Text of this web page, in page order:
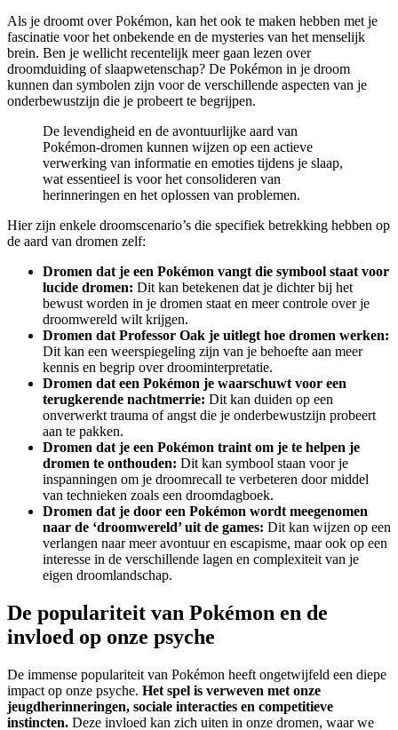
Als je droomt over Pokémon, kan het ook te maken hebben met je
fascinatie voor het onbekende en de mysteries van het menselijk
brein. Ben je wellicht recentelijk meer gaan lezen over
droomduiding of slaapwetenschap? De Pokémon in je droom
kunnen dan symbolen zijn voor de verschillende aspecten van je
onderbewustzijn die je probeert te begrijpen.
De levendigheid en de avontuurlijke aard van
Pokémon-dromen kunnen wijzen op een actieve
verwerking van informatie en emoties tijdens je slaap,
wat essentieel is voor het consolideren van
herinneringen en het oplossen van problemen.
Hier zijn enkele droomscenario’s die specifiek betrekking hebben op
de aard van dromen zelf:
Dromen dat je een Pokémon vangt die symbool staat voor
lucide dromen: Dit kan betekenen dat je dichter bij het
bewust worden in je dromen staat en meer controle over je
droomwereld wilt krijgen.
Dromen dat Professor Oak je uitlegt hoe dromen werken:
Dit kan een weerspiegeling zijn van je behoefte aan meer
kennis en begrip over droominterpretatie.
Dromen dat een Pokémon je waarschuwt voor een
terugkerende nachtmerrie: Dit kan duiden op een
onverwerkt trauma of angst die je onderbewustzijn probeert
aan te pakken.
Dromen dat je een Pokémon traint om je te helpen je
dromen te onthouden: Dit kan symbool staan voor je
inspanningen om je droomrecall te verbeteren door middel
van technieken zoals een droomdagboek.
Dromen dat je door een Pokémon wordt meegenomen
naar de ‘droomwereld’ uit de games: Dit kan wijzen op een
verlangen naar meer avontuur en escapisme, maar ook op een
interesse in de verschillende lagen en complexiteit van je
eigen droomlandschap.
De populariteit van Pokémon en de
invloed op onze psyche
De immense populariteit van Pokémon heeft ongetwijfeld een diepe
impact op onze psyche. Het spel is verweven met onze
jeugdherinneringen, sociale interacties en competitieve
instincten. Deze invloed kan zich uiten in onze dromen, waar we